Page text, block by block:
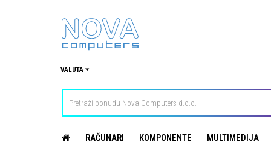
VALUTA
RAČUNARI KOMPONENTE MULTIMEDIJA